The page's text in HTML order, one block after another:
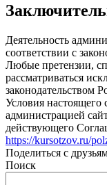
Деятельность
соответствии с
Любые претензии,
рассматриваться
законодательством
Условия
администрацией
действующего
https://kursotzov.ru/
Поделиться с
Поиск